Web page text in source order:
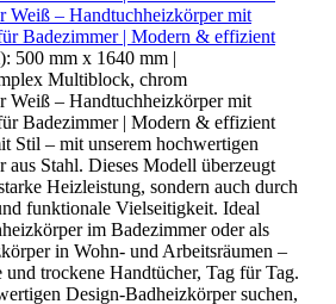
Weiß – Handtuchheizkörper mit
Badezimmer | Modern & effizient
500 mm x 1640 mm |
Multiblock, chrom
Weiß – Handtuchheizkörper mit
Badezimmer | Modern & effizient
Stil – mit unserem hochwertigen
aus Stahl. Dieses Modell überzeugt
Heizleistung, sondern auch durch
funktionale Vielseitigkeit. Ideal
im Badezimmer oder als
in Wohn- und Arbeitsräumen –
trockene Handtücher, Tag für Tag.
Design-Badheizkörper suchen,